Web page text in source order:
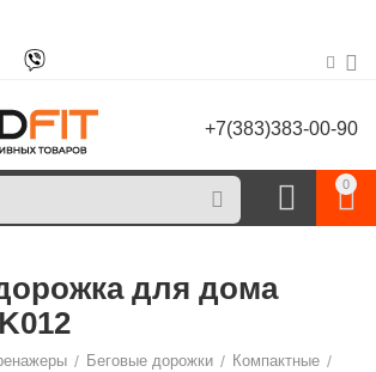
+7(383)383-00-90
0
для дома
/ Беговые дорожки / Компактные /